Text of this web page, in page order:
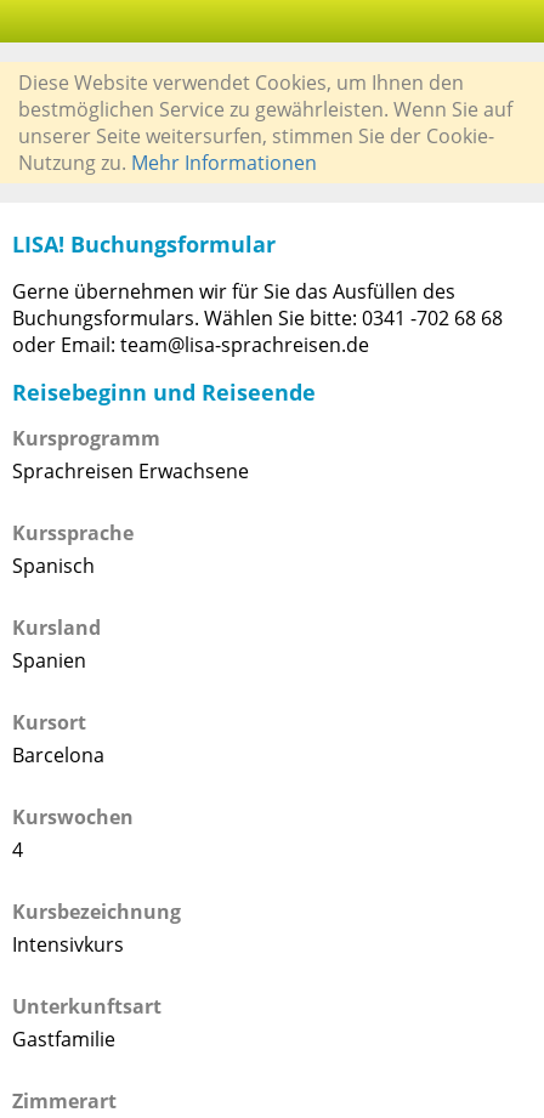
Diese Website verwendet Cookies, um Ihnen den
bestmöglichen Service zu gewährleisten. Wenn Sie auf
unserer Seite weitersurfen, stimmen Sie der Cookie-
Nutzung zu. Mehr Informationen
LISA! Buchungsformular
Gerne übernehmen wir für Sie das Ausfüllen des
Buchungsformulars. Wählen Sie bitte: 0341 -702 68 68
oder Email: team@lisa-sprachreisen.de
Reisebeginn und Reiseende
Kursprogramm
Sprachreisen Erwachsene
Kurssprache
Spanisch
Kursland
Spanien
Kursort
Barcelona
Kurswochen
4
Kursbezeichnung
Intensivkurs
Unterkunftsart
Gastfamilie
Zimmerart